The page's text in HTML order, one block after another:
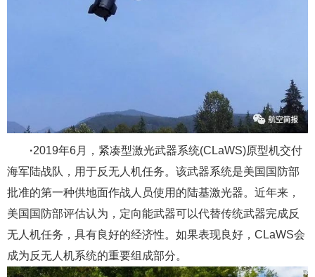
·2019年6月，紧凑型激光武器系统(CLaWS)原型机交付
海军陆战队，用于反无人机任务。该武器系统是美国国防部
批准的第一种供地面作战人员使用的陆基激光器。近年来，
美国国防部评估认为，定向能武器可以代替传统武器完成反
无人机任务，具有良好的经济性。如果表现良好，CLaWS会
成为反无人机系统的重要组成部分。